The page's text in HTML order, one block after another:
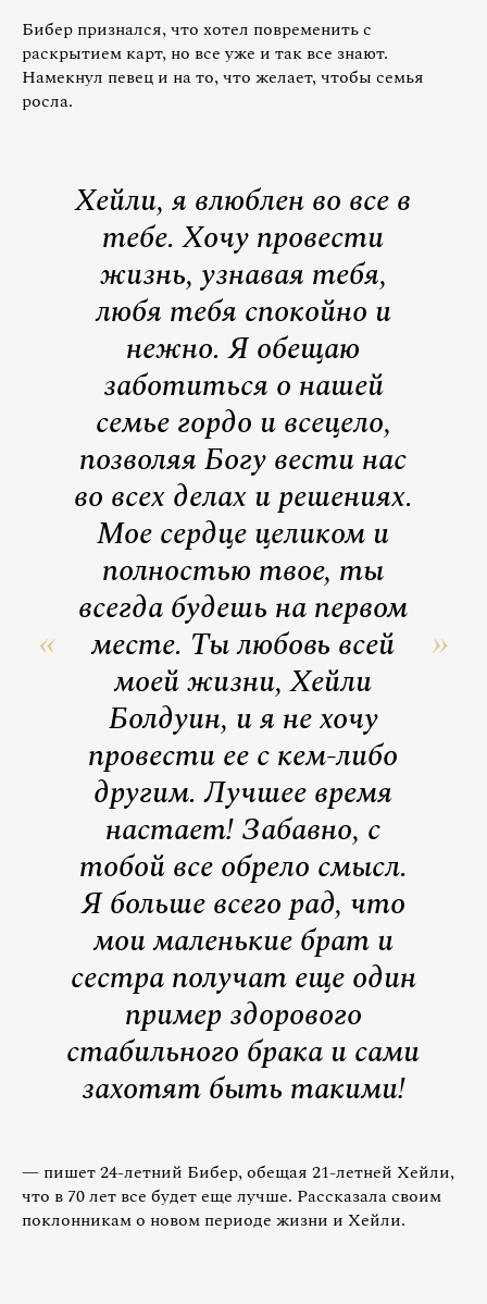
Бибер признался, что хотел повременить с
раскрытием карт, но все уже и так все знают.
Намекнул певец и на то, что желает, чтобы семья
росла.
Хейли, я влюблен во все в
тебе. Хочу провести
жизнь, узнавая тебя,
любя тебя спокойно и
нежно. Я обещаю
заботиться о нашей
семье гордо и всецело,
позволяя Богу вести нас
во всех делах и решениях.
Мое сердце целиком и
полностью твое, ты
всегда будешь на первом
месте. Ты любовь всей
моей жизни, Хейли
Болдуин, и я не хочу
провести ее с кем-либо
другим. Лучшее время
настает! Забавно, с
тобой все обрело смысл.
Я больше всего рад, что
мои маленькие брат и
сестра получат еще один
пример здорового
стабильного брака и сами
захотят быть такими!
— пишет 24-летний Бибер, обещая 21-летней Хейли,
что в 70 лет все будет еще лучше. Рассказала своим
поклонникам о новом периоде жизни и Хейли.